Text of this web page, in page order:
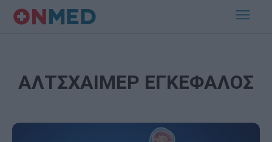
ΑΛΤΣΧΑΙΜΕΡ ΕΓΚΕΦΑΛΟΣ